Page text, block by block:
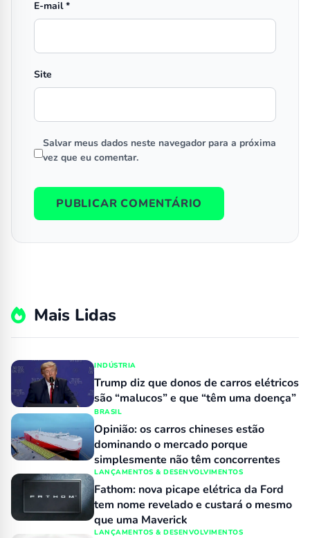
E-mail*
Site
Salvar meus dados neste navegador para a próxima
vez que eu comentar.
Mais Lidas
INDÚSTRIA
Trump diz que donos de carros elétricos
são “malucos” e que “têm uma doença”
BRASIL
Opinião: os carros chineses estão
dominando o mercado porque
simplesmente não têm concorrentes
LANÇAMENTOS & DESENVOLVIMENTOS
Fathom: nova picape elétrica da Ford
tem nome revelado e custará o mesmo
que uma Maverick
LANÇAMENTOS & DESENVOLVIMENTOS